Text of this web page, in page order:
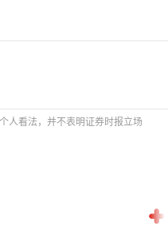
人看法，并不表明证券时报立场